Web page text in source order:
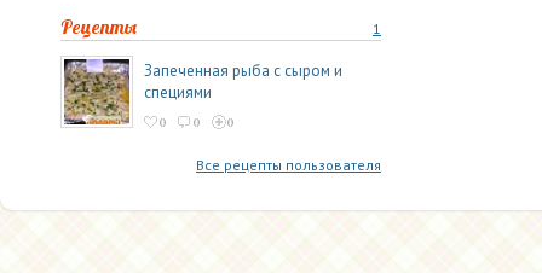
1
Рецепты
Запеченная рыба с сыром и
специями
0 0 0
Все рецепты пользователя